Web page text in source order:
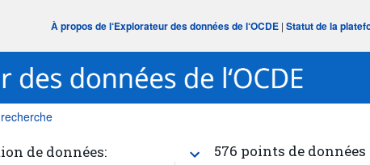
À propos de l‘Explorateur des données de l‘OCDE |Statut de la
de données: 576 points de